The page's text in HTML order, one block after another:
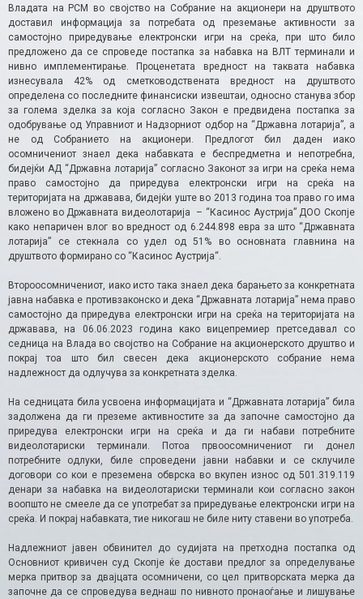
Владата на РСМ во својство на Собрание на акционери на друштвото
доставил информација за потребата од преземање активности за
самостојно приредување електронски игри на среќа, при што било
предложено да се спроведе постапка за набавка на ВЛТ терминали и
нивно имплементирање. Проценетата вредност на таквата набавка
изнесувала 42% од сметководствената вредност на друштвото
определена со последните финансиски извештаи, односно станува збор
за голема зделка за која согласно Закон е предвидена постапка за
одобрување од Управниот и Надзорниот одбор на “Државна лотарија”, а
не од Собранието на акционери. Предлогот бил даден иако
осомничениот знаел дека набавката е беспредметна и непотребна,
бидејќи АД “Државна лотарија” согласно Законот за игри на среќа нема
право самостојно да приредува електронски игри на среќа на
територијата на државава, бидејќи уште во 2013 година тоа право го има
вложено во Државната видеолотарија – “Касинос Аустрија” ДОО Скопје
како непаричен влог во вредност од 6.244.898 евра за што “Државната
лотарија” се стекнала со удел од 51% во основната главнина на
друштвото формирано со “Касинос Аустрија“.
Второосомничениот, иако исто така знаел дека барањето за конкретната
јавна набавка е противзаконско и дека “Државната лотарија” нема право
самостојно да приредува електронски игри на среќа на територијата на
државава, на 06.06.2023 година како вицепремиер претседавал со
седница на Влада во својство на Собрание на акционерското друштво и
покрај тоа што бил свесен дека акционерското собрание нема
надлежност да одлучува за конкретната зделка.
На седницата била усвоена информацијата и “Државната лотарија” била
задолжена да ги преземе активностите за да започне самостојно да
приредува електронски игри на среќа и да ги набави потребните
видеолотариски терминали. Потоа првоосомничениот ги донел
потребните одлуки, биле спроведени јавни набавки и се склучиле
договори со кои е преземена обврска во вкупен износ од 501.319.119
денари за набавка на видеолотариски терминали кои согласно закон
воопшто не смееле да се употребат за приредување електронски игри на
среќа. И покрај набавката, тие никогаш не биле ниту ставени во употреба.
Надлежниот јавен обвинител до судијата на претходна постапка од
Основниот кривичен суд Скопје ќе достави предлог за определување
мерка притвор за двајцата осомничени, со цел притворската мерка да
започне да се спроведува веднаш по нивното пронаоѓање и лишување